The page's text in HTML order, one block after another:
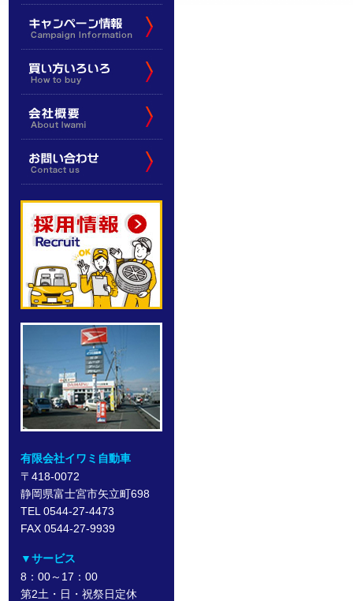
有限会社イワミ自動車
〒418-0072
静岡県富士宮市矢立町698
TEL 0544-27-4473
FAX 0544-27-9939
▼サービス
8：00～17：00
第2土・日・祝祭日定休